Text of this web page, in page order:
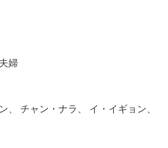
婦
、 チャン・ナラ、 イ・イギョン、